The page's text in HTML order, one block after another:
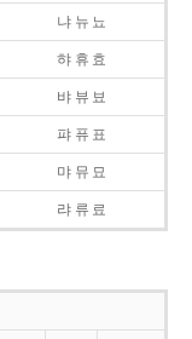
냐 뉴 뇨
햐 휴 효
뱌 뷰 뵤
퍄 퓨 표
먀 뮤 묘
랴 류 료